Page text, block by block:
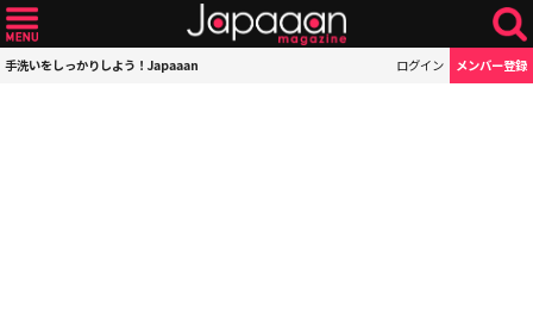
手洗いをしっかりしよう！Japaaan ログイン メンバー登録